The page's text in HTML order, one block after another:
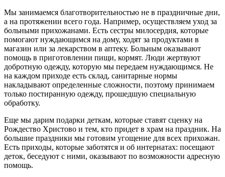
Мы занимаемся благотворительностью не в праздничные дни,
а на протяжении всего года. Например, осуществляем уход за
больными прихожанами. Есть сестры милосердия, которые
помогают нуждающимся на дому, ходят за продуктами в
магазин или за лекарством в аптеку. Больным оказывают
помощь в приготовлении пищи, кормят. Люди жертвуют
добротную одежду, которую мы передаем нуждающимся. Не
на каждом приходе есть склад, санитарные нормы
накладывают определенные сложности, поэтому принимаем
только постиранную одежду, прошедшую специальную
обработку.
Еще мы дарим подарки деткам, которые ставят сценку на
Рождество Христово и тем, кто придет в храм на праздник. На
большие праздники мы готовим угощение для всех прихожан.
Есть приходы, которые заботятся и об интернатах: посещают
деток, беседуют с ними, оказывают по возможности адресную
помощь.